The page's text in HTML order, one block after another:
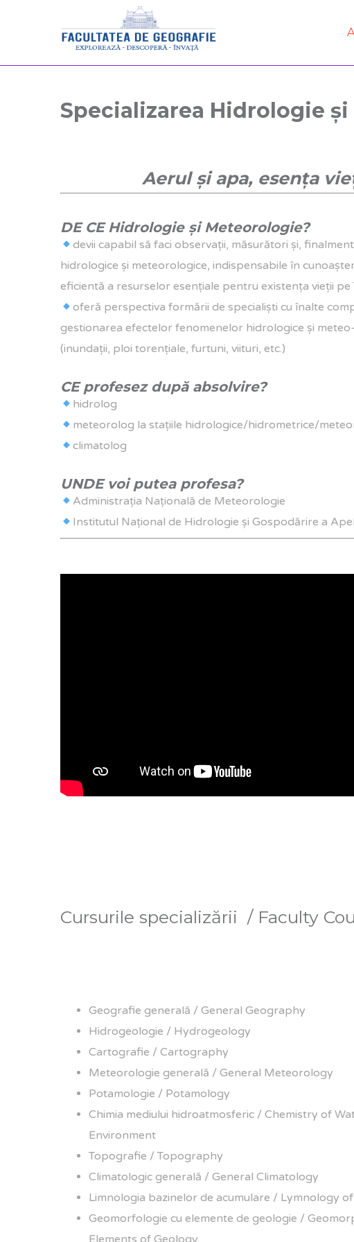
Specializarea Hidrologie
Aerul și apa, esența
DE CE Hidrologie și Meteorologie?
devii capabil să faci observaţii, măsurători şi,
hidrologice și meteorologice, indispensabile în
eficientă a resurselor esenţiale pentru existenţa vieţii pe
oferă perspectiva formării de specialiști cu înalte
gestionarea efectelor fenomenelor hidrologice și
(inundaţii, ploi torențiale, furtuni, viituri, etc.)
CE profesez după absolvire?
hidrolog
meteorolog la staţiile hidrologice/hidrometrice/
climatolog
UNDE voi putea profesa?
Administrația Națională de Meteorologie
Institutul Național de Hidrologie și Gospodărire a
Cursurile specializării / Faculty
Geografie generală / General Geography
Hidrogeologie / Hydrogeology
Cartografie / Cartography
Meteorologie generală / General Meteorology
Potamologie / Potamology
Chimia mediului hidroatmosferic / Chemistry of
Environment
Topografie / Topography
Climatologic generală / General Climatology
Limnologia bazinelor de acumulare / Lymnology
Geomorfologie cu elemente de geologie /